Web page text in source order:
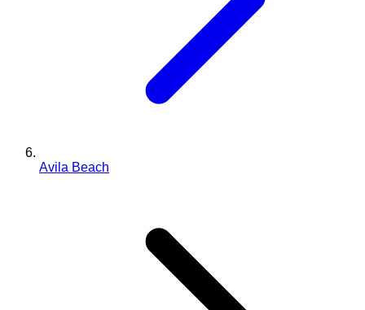
Avila Beach